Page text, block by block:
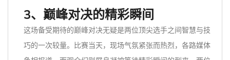
3、巅峰对决的精彩瞬间
这场备受期待的巅峰对决无疑是两位顶尖选手之间智慧与技
巧的一次较量。比赛当天，现场气氛紧张而热烈，各路媒体